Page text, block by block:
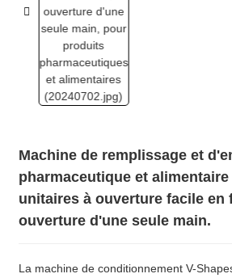
Machine de remplissage et
pharmaceutique et
unitaires à ouverture facile en
ouverture d'une seule main.
La machine de conditionnement V-